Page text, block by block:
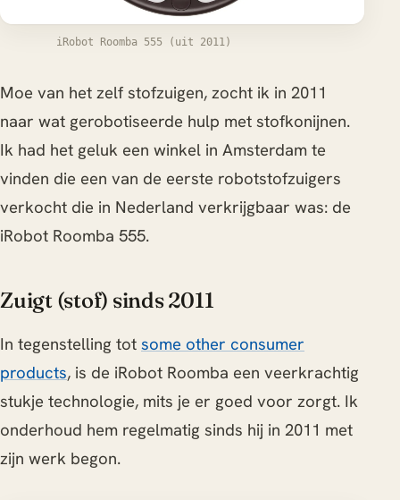
iRobot Roomba 555 (uit 2011)
Moe van het zelf stofzuigen, zocht ik in 2011
naar wat gerobotiseerde hulp met stofkonijnen.
Ik had het geluk een winkel in Amsterdam te
vinden die een van de eerste robotstofzuigers
verkocht die in Nederland verkrijgbaar was: de
iRobot Roomba 555.
Zuigt (stof) sinds 2011
In tegenstelling tot some other consumer
products, is de iRobot Roomba een veerkrachtig
stukje technologie, mits je er goed voor zorgt. Ik
onderhoud hem regelmatig sinds hij in 2011 met
zijn werk begon.